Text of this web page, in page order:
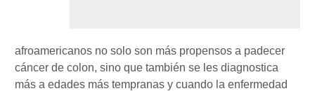
afroamericanos no solo son más propensos a padecer
cáncer de colon, sino que también se les diagnostica
más a edades más tempranas y cuando la enfermedad